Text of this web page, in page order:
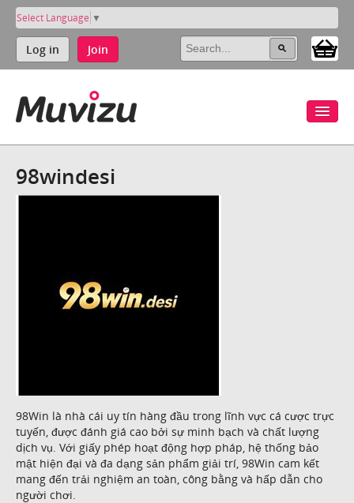
Select Language ▼
Log in Join
98windesi
98Win là nhà cái uy tín hàng đầu trong lĩnh vực cá cược trực
tuyến, được đánh giá cao bởi sự minh bạch và chất lượng
dịch vụ. Với giấy phép hoạt động hợp pháp, hệ thống bảo
mật hiện đại và đa dạng sản phẩm giải trí, 98Win cam kết
mang đến trải nghiệm an toàn, công bằng và hấp dẫn cho
người chơi.